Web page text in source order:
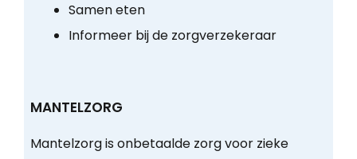
Samen eten
Informeer bij de zorgverzekeraar
MANTELZORG
Mantelzorg is onbetaalde zorg voor zieke